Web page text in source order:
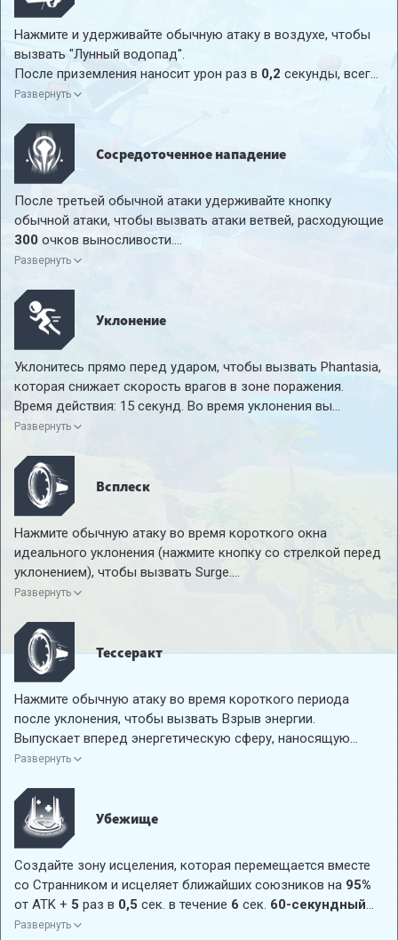
Нажмите и удерживайте обычную атаку в воздухе, чтобы
вызвать "Лунный водопад".
После приземления наносит урон раз в 0,2 секунды, всего
123.8%от ATK +
Развернуть
Сосредоточенное нападение
После третьей обычной атаки удерживайте кнопку
обычной атаки, чтобы вызвать атаки ветвей, расходующие
300 очков выносливости.
Первая атака: Втягивает врагов перед пользователем,
ATK +
Вторая атака: Наносит урон, равный
цели и ближайшим врагам каждые
Развернуть
Уклонение
Уклонитесь прямо перед ударом, чтобы вызвать Phantasia,
которая снижает скорость врагов в зоне поражения.
Время действия: 15 секунд. Во время уклонения вы
получаете иммунитет к оглушению на
Развернуть
Всплеск
Нажмите обычную атаку во время короткого окна
идеального уклонения (нажмите кнопку со стрелкой перед
уклонением), чтобы вызвать Surge.
Каждый энергетический импульс наносит цели урон,
При использовании дает
Развернуть
Тессеракт
Нажмите обычную атаку во время короткого периода
после уклонения, чтобы вызвать Взрыв энергии.
Выпускает вперед энергетическую сферу, наносящую
урон, равный
При использовании дает
Развернуть
Убежище
Создайте зону исцеления, которая перемещается вместе
со Странником и исцеляет ближайших союзников на 95%
от ATK + 5 раз в 0,5 сек. в течение 6 сек. 60-секундный
период ожидания.
Развернуть